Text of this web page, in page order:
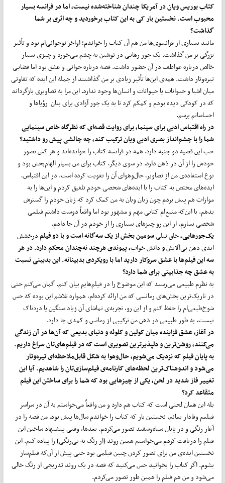
کتاب بوریس ویان در آمریکا چندان شناخته‌شده نیست، اما در فرانسه بسیار
محبوب است. نخستین بار کی به این کتاب برخوردید و چه اثری بر شما
گذاشت؟
مانند بسیاری از فرانسوی‌ها من هم آن کتاب را خواندم؛ اواخر نوجوانی‌ام بود و تأثیر
بزرگی بر من گذاشت. یک جور رهایی در نوشتن به چشم می‌خورد و چیزی بسیار
خالص درباره عواطف در آن حضور داشت. قصه درباره جوانی و عشق بود اما فضایی
تیره‌وتار داشت. همه‌ی این‌ها تأثیر زیادی بر من گذاشتند از جمله این ایده که تفاوتی
میان اشیا و حیوانات یا حیوانات و انسان‌ها وجود ندارد. این مرا به تصاویری بازگرداند
که در کودکی دیده بودم و کمکم کرد تا به یک جور آزادی برای بیان رؤیاها و
احساساتم برسم.
در راه اقتباس ادبی برای سینما، برای روایت قصه‌ای که نظرگاه خاص سینمایی
شما را با چشم‌انداز بصری ادبی ویان ترکیب کند، چه چالشی پیش رو داشتید؟
خب این قضیه دو جنبه دارد. همه در فرانسه کتاب را خوانده‌اند و هر کس تصور
خودش را از آن در ذهن دارد. در سوی دیگر، کتاب برای من بسیار الهام‌بخش بود و
نوع استفاده‌ی من از تصاویر، حال‌‌وهوای آن را تقویت کرده است. در این اقتباس،
ایده‌های مختص به کتاب را با ایده‌های شخصی خودم تلفیق کردم و این‌ها را به
موازات هم پیش بردم چون زبان ویان به من کمک کرد که زبان خودم را گسترش
بدهم. با این‌که منبع‌ام کتابی مهم و مشهور بود اما واقعاً دوست داشتم فیلمی
شخصی بسازم. از این رو چیزهای بسیاری را از خودم در آن جا دادم.
یک‌جورهایی،خلق نیلیسومین بخش از یک سه‌گانه است و با دو فیلمدرخشش
ابدی ذهن بی‌آلایشودانش خواب، پیوندی هرچند نه‌چندان محکم دارد. در هر
سه این فیلم‌ها با عشق سروکار دارید اما با رویکردی بدبینانه. این بدبینی نسبت
به عشق چه جذابیتی برای شما دارد؟
به نظرم طبیعی می‌رسید که این موضوع را در فیلم‌هایم بیان کنم. گمان می‌کنم حتی
در تاریک‌ترین بخش‌های رمانسی که من ارائه کرده‌ام، همواره تلاشم این بوده که حس
شوخ‌طبعی‌ام را حفظ کنم و از این رو، تجربه‌ی تماشای آن زیاد سنگین یا دردناک
نیست. به طور طبیعی در ذهن من ترکیبی از رمانس و کمدی جا دارد.
در آغاز، عشق فزاینده میان کولین و کلوئه و دنیای بدیعی که آن‌ها در آن زندگی
می‌کنند، روشن‌ترین و دلپذیرترین تصویری است که در فیلم‌های‌تان سراغ داریم.
به پایان فیلم که نزدیک می‌شویم، حال‌‌‌وهوا به شکل قابل‌‌ملاحظه‌ای تیره‌و‌تار
می‌شود و اندوهناک‌ترین لحظه‌های کارنامه‌ی فیلم‌سازی‌تان را شاهدیم. آیا این
تغییر فاز شدید در لحن، یکی از چیزهایی بود که شما را برای ساختن این فیلم
متقاعد کرد؟
بله این همان لحنی است که کتاب هم دارد و من واقعاً‌ می‌خواستم به آن در سراسر
فیلمم وفادار بمانم. نخستین بار که کتاب را خواندم سال‌ها پیش بود. من قصه را در
آغاز رنگی و در پایان سیاه‌وسفید تصور می‌کردم. بعدها، وقتی پیشنهاد ساختن این
فیلم را دریافت کردم می‌خواستم همین روند (از رنگ به بی‌رنگی) را پیاده کنم. این
نخستین ایده‌ی من برای تصور کردن چنین فیلمی بود حتی پیش از آن‌که فیلم‌ساز
بشوم. اگر کتاب را بخوانید حس می‌کنید که قصه در یک روند تدریجی از رنگ خالی
می‌شود و من هم فیلم را همین طور تصور می‌کردم.